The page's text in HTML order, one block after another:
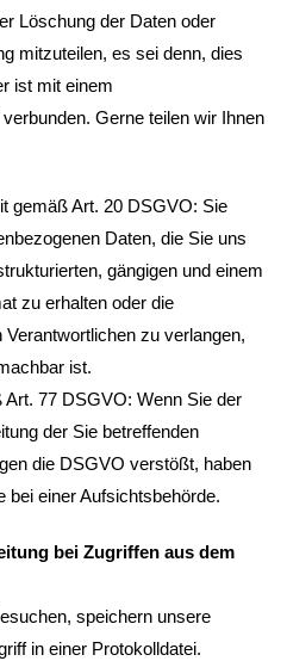
Löschung der Daten oder
mitzuteilen, es sei denn, dies
ist mit einem
Gerne teilen wir Ihnen
gemäß Art. 20 DSGVO: Sie
Daten, die Sie uns
gängigen und einem
zu erhalten oder die
zu verlangen,
ist.
77 DSGVO: Wenn Sie der
der Sie betreffenden
die DSGVO verstößt, haben
bei einer Aufsichtsbehörde.
bei Zugriffen aus dem
speichern unsere
in einer Protokolldatei.